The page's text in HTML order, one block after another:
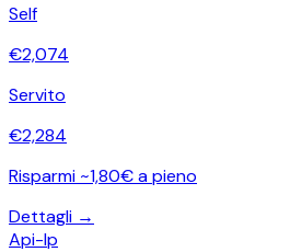
Self
€2,074
Servito
€2,284
Risparmi ~1,80€ a pieno
Dettagli →
Api-Ip